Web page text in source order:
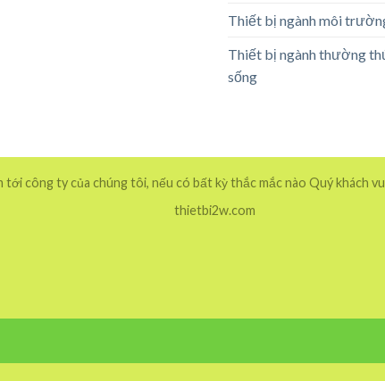
Thiết bị ngành môi
Thiết bị ngành thường
sống
tới công ty của chúng tôi, nếu có bất kỳ thắc mắc nào Quý khách
thietbi2w.com